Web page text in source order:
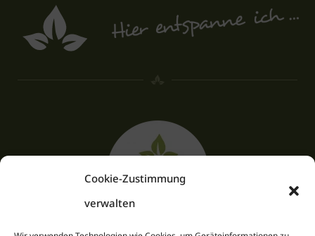
Cookie-Zustimmung
verwalten